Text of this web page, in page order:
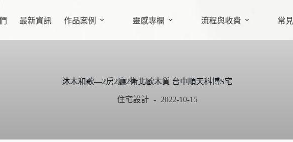
最新資訊 作品案例 靈感專欄 流程與收費 常
沐木和歌—2房2廳2衛北歐木質 台中順天科博S宅
住宅設計 2022-10-15